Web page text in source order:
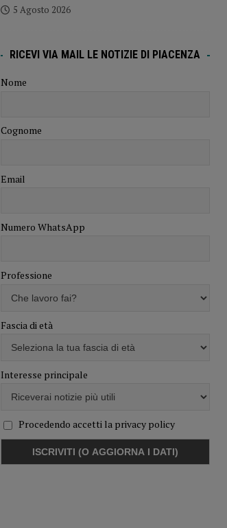
5 Agosto 2026
RICEVI VIA MAIL LE NOTIZIE DI PIACENZA
Nome
Cognome
Email
Numero WhatsApp
Professione
Fascia di età
Interesse principale
Procedendo accetti la privacy policy